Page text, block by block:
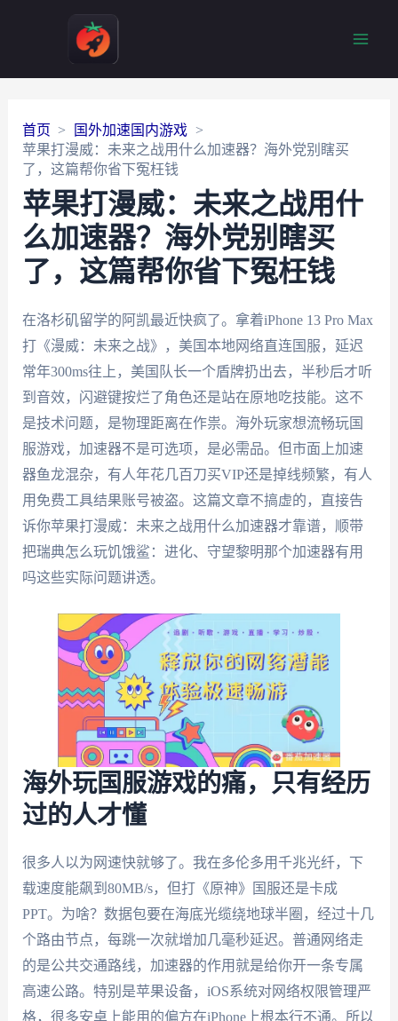
首页
国外加速国内游戏
苹果打漫威：未来之战用什么加速器？海外党别瞎买
了，这篇帮你省下冤枉钱
苹果打漫威：未来之战用什
么加速器？海外党别瞎买
了，这篇帮你省下冤枉钱
在洛杉矶留学的阿凯最近快疯了。拿着iPhone 13 Pro Max
打《漫威：未来之战》，美国本地网络直连国服，延迟
常年300ms往上，美国队长一个盾牌扔出去，半秒后才听
到音效，闪避键按烂了角色还是站在原地吃技能。这不
是技术问题，是物理距离在作祟。海外玩家想流畅玩国
服游戏，加速器不是可选项，是必需品。但市面上加速
器鱼龙混杂，有人年花几百刀买VIP还是掉线频繁，有人
用免费工具结果账号被盗。这篇文章不搞虚的，直接告
诉你苹果打漫威：未来之战用什么加速器才靠谱，顺带
把瑞典怎么玩饥饿鲨：进化、守望黎明那个加速器有用
吗这些实际问题讲透。
海外玩国服游戏的痛，只有经历
过的人才懂
很多人以为网速快就够了。我在多伦多用千兆光纤，下
载速度能飙到80MB/s，但打《原神》国服还是卡成
PPT。为啥？数据包要在海底光缆绕地球半圈，经过十几
个路由节点，每跳一次就增加几毫秒延迟。普通网络走
的是公共交通路线，加速器的作用就是给你开一条专属
高速公路。特别是苹果设备，iOS系统对网络权限管理严
格，很多安卓上能用的偏方在iPhone上根本行不通。所以